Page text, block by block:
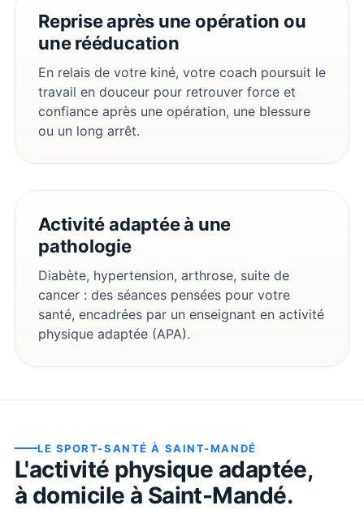
Reprise après une opération ou
une rééducation
En relais de votre kiné, votre coach poursuit le
travail en douceur pour retrouver force et
confiance après une opération, une blessure
ou un long arrêt.
Activité adaptée à une
pathologie
Diabète, hypertension, arthrose, suite de
cancer : des séances pensées pour votre
santé, encadrées par un enseignant en activité
physique adaptée (APA).
LE SPORT-SANTÉ À SAINT-MANDÉ
L'activité physique adaptée,
à domicile à Saint-Mandé.